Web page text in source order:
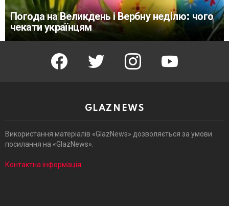
Погода на Великдень і Вербну неділю: чого
чекати українцям
facebook twitter instagram youtube
GLAZNEWS
Використання матеріалів «GlazNews» дозволяється за умови
посилання на «GlazNews».
Контактна інформація